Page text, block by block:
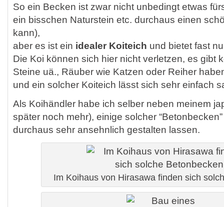
So ein Becken ist zwar nicht unbedingt etwas
ein bisschen Naturstein etc. durchaus einen
kann),
aber es ist ein idealer Koiteich und bietet fast
Die Koi können sich hier nicht verletzen, es gibt
Steine uä., Räuber wie Katzen oder Reiher
und ein solcher Koiteich lässt sich sehr einfach
Als Koihändler habe ich selber neben meinem
später noch mehr), einige solcher
durchaus sehr ansehnlich gestalten lassen.
Im Koihaus von Hirasawa finden sich